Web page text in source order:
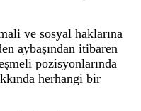
ve sosyal haklarına
aybaşından itibaren
pozisyonlarında
herhangi bir